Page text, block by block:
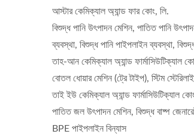
আস্টার কেমিক্যাল অ্যান্ড ফার কোং, লি.
বিশুদ্ধ পানি উৎপাদন মেশিন, পাতিত পানি
ব্যবস্থা, বিশুদ্ধ পানি পাইপলাইন ব্যবস্থা,
তাহ-আন কেমিক্যাল অ্যান্ড ফার্মাসিউটিক্যাল
বোতল ধোয়ার মেশিন (ট্রে টাইপ), স্টিম
তাই ইউ কেমিক্যাল অ্যান্ড ফার্মাসিউটিক্যাল
পাতিত জল উৎপাদন মেশিন, বিশুদ্ধ বাষ্প
BPE পাইপলাইন বিন্যাস